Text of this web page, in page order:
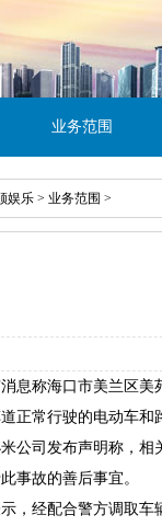
业务范围
娱乐 > 业务范围 >
息称海口市美兰区
正常行驶的电动车
公司发布声明称，
事故的善后事宜。
，经配合警方调取